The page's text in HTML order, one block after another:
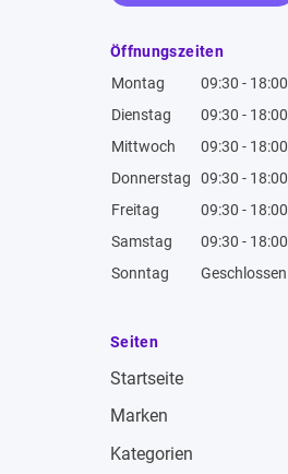
Öffnungszeiten
Montag
09:30 - 18:00
Dienstag
09:30 - 18:00
Mittwoch
09:30 - 18:00
Donnerstag
09:30 - 18:00
Freitag
09:30 - 18:00
Samstag
09:30 - 18:00
Sonntag
Geschlossen
Seiten
Startseite
Marken
Kategorien